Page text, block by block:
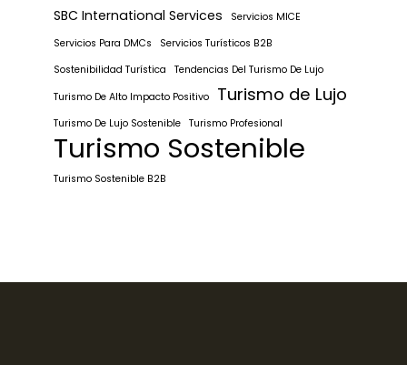
SBC International Services
Servicios MICE
Servicios Para DMCs
Servicios Turísticos B2B
Sostenibilidad Turística
Tendencias Del Turismo De Lujo
Turismo De Alto Impacto Positivo
Turismo de Lujo
Turismo De Lujo Sostenible Turismo Profesional
Turismo Sostenible
Turismo Sostenible B2B